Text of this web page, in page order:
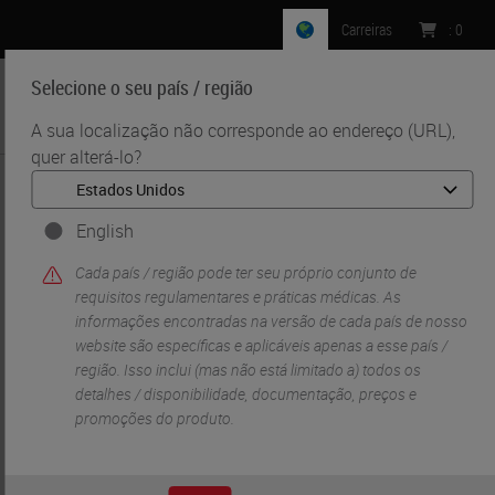
Selecione o seu país / região
A sua localização não corresponde ao endereço (URL),
quer alterá-lo?
English
Cada país / região pode ter seu próprio conjunto de
requisitos regulamentares e práticas médicas. As
informações encontradas na versão de cada país de nosso
website são específicas e aplicáveis ​​apenas a esse país /
região. Isso inclui (mas não está limitado a) todos os
detalhes / disponibilidade, documentação, preços e
promoções do produto.
Carreiras : 0
MENU
Início • Life Sciences And Research Solutions •
Peer-Reviewed Publications Repository •
Peer-Reviewed Publications Repository - HistoCore
Peer-Reviewed
Publications
Repository -